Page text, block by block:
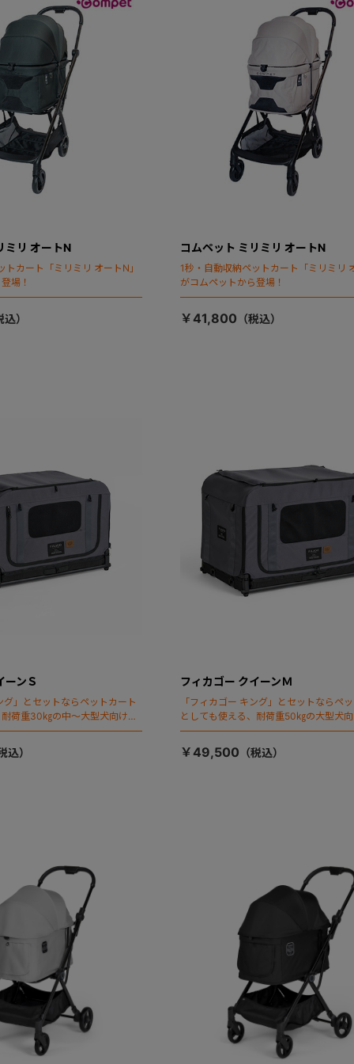
ミリ オートN
トカート「ミリミリ オートN」
場！
コムペット ミリミリ オートN
1秒・自動収納ペットカート「ミリミリ
がコムペットから登場！
￥41,800
ーンＳ
グ」とセットならペットカート
荷重30㎏の中～大型犬向けケ
フィカゴー クイーンＭ
「フィカゴー キング」とセットならペ
としても使える、耐荷重50㎏の大型犬
が登場！
￥49,500